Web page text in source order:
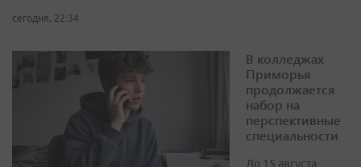
сегодня, 22:34
В колледжах
Приморья
продолжается
набор на
перспективные
специальности
До 15 августа